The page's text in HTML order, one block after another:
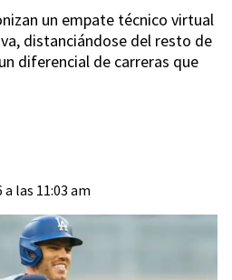
un empate técnico virtual
distanciándose del resto de
diferencial de carreras que
a las 11:03 am